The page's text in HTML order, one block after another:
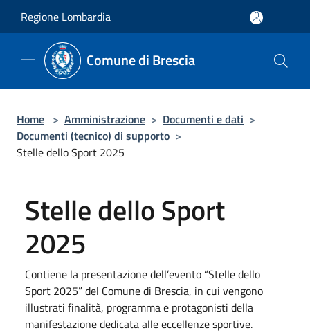
Regione Lombardia
Comune di Brescia
Home > Amministrazione > Documenti e dati >
Documenti (tecnico) di supporto >
Stelle dello Sport 2025
Stelle dello Sport
2025
Contiene la presentazione dell’evento “Stelle dello
Sport 2025” del Comune di Brescia, in cui vengono
illustrati finalità, programma e protagonisti della
manifestazione dedicata alle eccellenze sportive.